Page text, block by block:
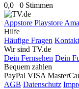
0,0 0 Stimmen
Appstore Playstore
Hilfe
Häufige Fragen Kontakt
Wir sind TV.de
Dein Fernsehen Dein
Bequem zahlen
PayPal VISA
AGB Datenschutz